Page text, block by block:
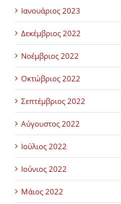
Ιανουάριος 2023
Δεκέμβριος 2022
Νοέμβριος 2022
Οκτώβριος 2022
Σεπτέμβριος 2022
Αύγουστος 2022
Ιούλιος 2022
Ιούνιος 2022
Μάιος 2022